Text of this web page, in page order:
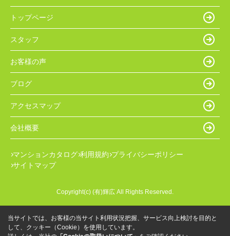
トップページ
スタッフ
お客様の声
ブログ
アクセスマップ
会社概要
マンションカタログ 利用規約 プライバシーポリシー
サイトマップ
Copyright(c) (有)輝広 All Rights Reserved.
当サイトでは、お客様の当サイト利用状況把握、サービス向上検討を目的と
して、クッキー（Cookie）を使用しています。